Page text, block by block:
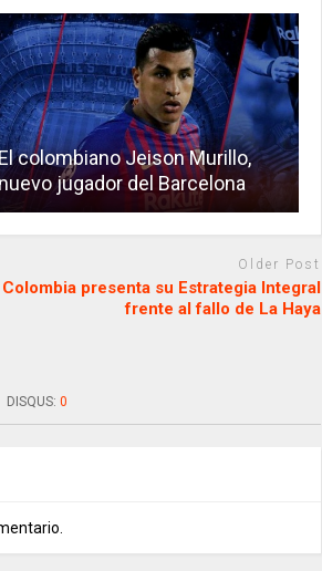
colombiano Jeison Murillo,
jugador del Barcelona
Older Post
Colombia presenta su Estrategia Integral
frente al fallo de La Haya
DISQUS: 0